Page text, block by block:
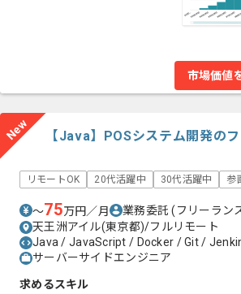
市場価値
New 【Java】POSシステム開発の
リモートOK 20代活躍中 30代活躍中 参
〜75万円／月 業務委託(フリーラン
天王洲アイル(東京都)/フルリモート
Java / JavaScript / Docker / Git /
サーバーサイドエンジニア
求めるスキル